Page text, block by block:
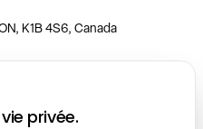
K1B 4S6, Canada
ON, M3C 3E5, Canada
privée.